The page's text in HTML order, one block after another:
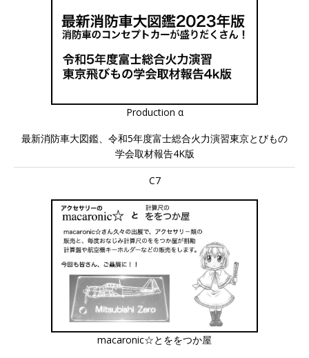
Production α
最新消防車大図鑑、令和5年度富士総合火力演習東京とびもの
学会取材報告4K版
C7
macaronic☆とををつか屋